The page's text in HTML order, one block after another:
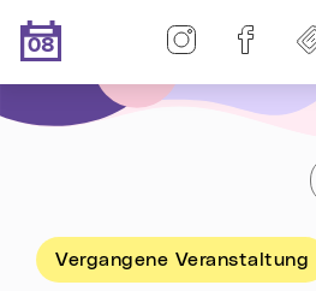
Heute ist der
08
Linz-
Linz-
Vergangene Veranstaltung